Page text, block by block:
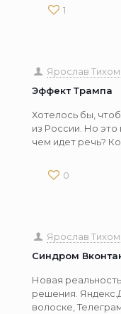
1
Ярослав
Эффект Трампа
Хотелось бы,
из России. Но
чем идет речь?
0
Ярослав
Синдром
Новая
решения.
волоске,